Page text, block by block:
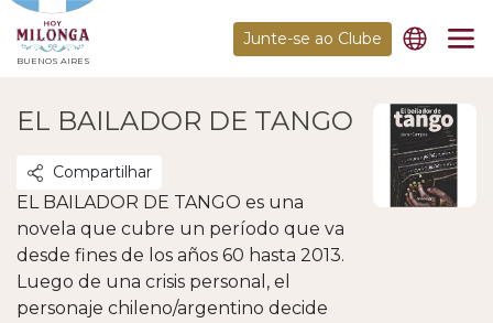
BUENOS AIRES
Junte-se ao Clube
EL BAILADOR DE TANGO
Compartilhar
EL BAILADOR DE TANGO es una
novela que cubre un período que va
desde fines de los años 60 hasta 2013.
Luego de una crisis personal, el
personaje chileno/argentino decide